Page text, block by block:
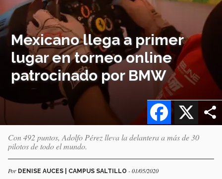
Mexicano llega a primer
lugar en torneo online
patrocinado por BMW
X
Facebook
Con 492 puntos, Adolfo Pérez lleva la delantera a más de 30
pilotos de todo el mundo.
Por DENISE AUCES | CAMPUS SALTILLO - 01/05/2020